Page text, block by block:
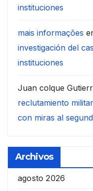
instituciones
mais informações
investigación del
instituciones
Juan colque
reclutamiento
con miras al
Archivos
agosto 2026